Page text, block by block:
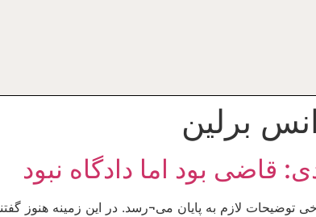
برلين
قاضی بود اما دادگاه نبود
توضیحات لازم به پایان می¬رسد. در این زمینه هنوز